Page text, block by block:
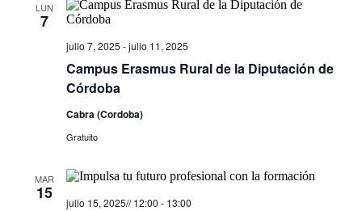
LUN
7
Campus Erasmus Rural de la Diputación de
Córdoba
julio 7, 2025 -julio 11, 2025
Cabra (Cordoba)
Gratuito
MAR
15 julio 15, 2025// 12:00 - 13:00